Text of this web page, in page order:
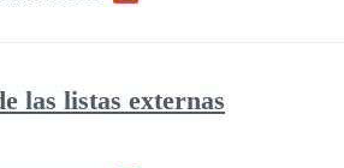
las listas externas